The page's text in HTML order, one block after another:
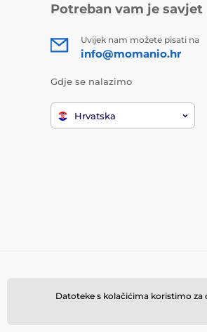
Potreban vam je savjet
Uvijek nam možete pisati na
info@momanio.hr
Gdje se nalazimo
Hrvatska
Datoteke s kolačićima koristimo za